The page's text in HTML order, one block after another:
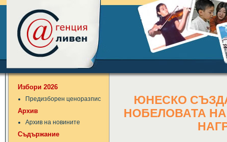
Избори 2026
Предизборен ценоразпис
Архив
Архив на новините
Съдържание
ЮНЕСКО
НОБЕЛОВАТА